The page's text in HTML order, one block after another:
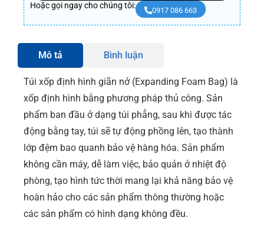
Hoặc gọi ngay cho chúng tôi:
0917 086 663
Mô tả Bình luận
Túi xốp định hình giãn nở (Expanding Foam Bag) là
xốp định hình bằng phương pháp thủ công. Sản
phẩm ban đầu ở dạng túi phẳng, sau khi được tác
động bằng tay, túi sẽ tự động phồng lên, tạo thành
lớp đệm bao quanh bảo vệ hàng hóa. Sản phẩm
không cần máy, dễ làm việc, bảo quản ở nhiệt độ
phòng, tạo hình tức thời mang lại khả năng bảo vệ
hoàn hảo cho các sản phẩm thông thường hoặc
các sản phẩm có hình dạng không đều.